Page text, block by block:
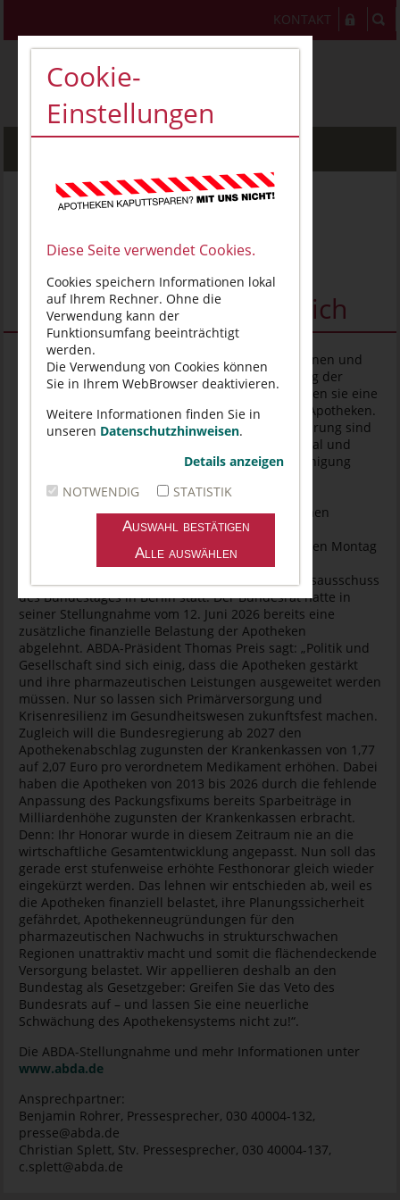
KONTAKT
Spargesetz: Apotheken
haben schon Milliarden
eingespart – neue
Belastungen nicht möglich
Berlin, 18. Juni 2026
– Deutschlands Apothekerinnen und
Apotheker unterstützen das Ziel, die Finanzierung der
Krankenkassen zu stabilisieren. Zugleich kritisieren sie eine
geplante, erneute wirtschaftliche Belastung der Apotheken.
Denn nach Jahren der chronischen Unterfinanzierung sind
weitere Belastungen schlichtweg überproportional und
gefährlich. Das schreibt die ABDA – Bundesvereinigung
Stellungnahme zum Entwurf eines Gesetzes zur
Stabilisierung der Beitragssätze in der Gesetzlichen
Krankenversicherung (GKV-
Beitragssatzstabilisierungsgesetz). Am kommenden Montag
findet eine öffentliche Anhörung zum GKV-
Beitragssatzstabilisierungsgesetz im Gesundheitsausschuss
des Bundestages in Berlin statt. Der Bundesrat hatte in
seiner Stellungnahme vom 12. Juni 2026 bereits eine
zusätzliche finanzielle Belastung der Apotheken
abgelehnt. ABDA-Präsident Thomas Preis sagt: „Politik und
Gesellschaft sind sich einig, dass die Apotheken gestärkt
und ihre pharmazeutischen Leistungen ausgeweitet werden
müssen. Nur so lassen sich Primärversorgung und
Krisenresilienz im Gesundheitswesen zukunftsfest machen.
Zugleich will die Bundesregierung ab 2027 den
Apothekenabschlag zugunsten der Krankenkassen von 1,77
auf 2,07 Euro pro verordnetem Medikament erhöhen. Dabei
haben die Apotheken von 2013 bis 2026 durch die fehlende
Anpassung des Packungsfixums bereits Sparbeiträge in
Milliardenhöhe zugunsten der Krankenkassen erbracht.
Denn: Ihr Honorar wurde in diesem Zeitraum nie an die
wirtschaftliche Gesamtentwicklung angepasst. Nun soll das
gerade erst stufenweise erhöhte Festhonorar gleich wieder
eingekürzt werden. Das lehnen wir entschieden ab, weil es
die Apotheken finanziell belastet, ihre Planungssicherheit
gefährdet, Apothekenneugründungen für den
pharmazeutischen Nachwuchs in strukturschwachen
Regionen unattraktiv macht und somit die flächendeckende
Versorgung belastet. Wir appellieren deshalb an den
Bundestag als Gesetzgeber: Greifen Sie das Veto des
Bundesrats auf – und lassen Sie eine neuerliche
Schwächung des Apothekensystems nicht zu!“.
Die ABDA-Stellungnahme und mehr Informationen unter
www.abda.de
Ansprechpartner:
Benjamin Rohrer, Pressesprecher, 030 40004-132,
presse@abda.de
Christian Splett, Stv. Pressesprecher, 030 40004-137,
c.splett@abda.de
Cookie-
Einstellungen
Diese Seite verwendet Cookies.
Cookies speichern Informationen lokal
auf Ihrem Rechner. Ohne die
Verwendung kann der
Funktionsumfang beeinträchtigt
werden.
Die Verwendung von Cookies können
Sie in Ihrem WebBrowser deaktivieren.
Weitere Informationen finden Sie in
unseren Datenschutzhinweisen.
Details anzeigen
NOTWENDIG
STATISTIK